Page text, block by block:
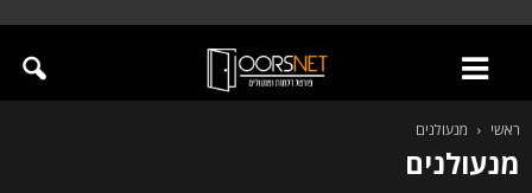
ראשי מנעולנים
מנעולנים